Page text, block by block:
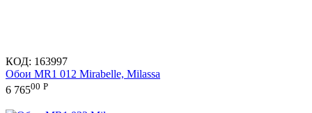
КОД: 163997
Обои MR1 012 Mirabelle, Milassa
6 76500 Р